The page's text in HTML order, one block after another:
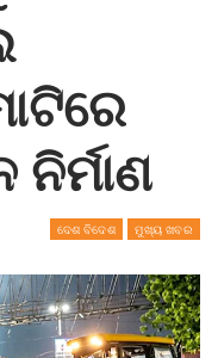
ଦେଶ ବିଦେଶ ମୁଖ୍ୟ ଖବର